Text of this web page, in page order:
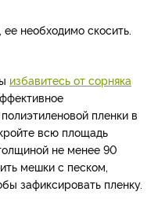
ее необходимо скосить.
избавитесь от сорняка
пленки в
всю площадь
не менее 90
мешки с песком,
зафиксировать пленку.